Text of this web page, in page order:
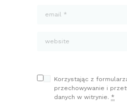
Korzystając z
przechowywanie i
danych w witrynie. *